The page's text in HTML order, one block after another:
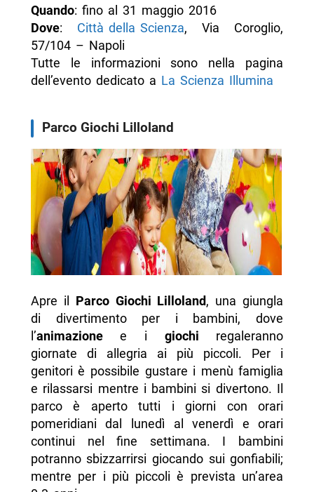
Quando: fino al 31 maggio 2016
Dove: Città della Scienza, Via Coroglio,
57/104 – Napoli
Tutte le informazioni sono nella pagina
dell’evento dedicato a La Scienza Illumina
Parco Giochi Lilloland
Apre il Parco Giochi Lilloland, una giungla
di divertimento per i bambini, dove
l’animazionee i giochi regaleranno
giornate di allegria ai più piccoli. Per i
genitori è possibile gustare i menù famiglia
e rilassarsi mentre i bambini si divertono. Il
parco è aperto tutti i giorni con orari
pomeridiani dal lunedì al venerdì e orari
continui nel fine settimana. I bambini
potranno sbizzarrirsi giocando sui gonfiabili;
mentre per i più piccoli è prevista un’area